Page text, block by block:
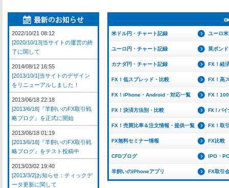
米ドル円・チャート記録 ユーロ
ユーロ円・チャート記録 英ポン
カナダ円・チャート記録 FX！経
FX！低スプレッド・比較 FX！高
FX！iPhone・Android・対応一覧 FX！
FX！決済方法別・比較 FX！バイ
FX！売買比率＆注文情報・提供一覧 FX！取
FX無料セミナー情報 FX比較
CFDブログ IPO・
羊飼いのiPhoneアプリ FX取引
2022/10/21 08:12
[2020/10/13]当サイトの運営の終
了に関して
2014/08/12 16:55
[2013/10/1]当サイトのデザイン
をリニューアルしました！
2013/06/18 22:18
[2013/6/18]『羊飼いのFX取引戦
略ブログ』を正式に開始
2013/06/18 01:19
[2013/6/18]『羊飼いのFX取引戦
略ブログ』をテスト投稿中
2013/03/02 19:40
[2013/3/2]お知らせ：ティックデ
ータ更新に関して